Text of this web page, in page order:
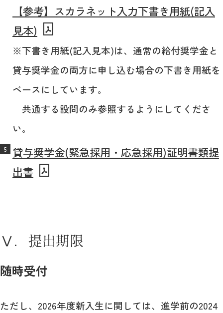
【参考】スカラネット入力下書き用紙(記入
見本)
※下書き用紙(記入見本)は、通常の給付奨学金と
貸与奨学金の両方に申し込む場合の下書き用紙を
ベースにしています。
共通する設問のみ参照するようにしてくださ
い。
貸与奨学金(緊急採用・応急採用)証明書類提
出書
Ⅴ．提出期限
随時受付
ただし、2026年度新入生に関しては、進学前の2024